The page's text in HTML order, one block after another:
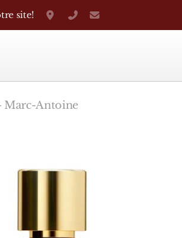
site! Grand-Rue 38, Genève
+41 22 310 38 75
Marc-Antoine